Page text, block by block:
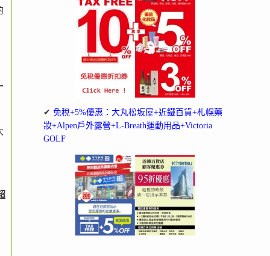
✔ 免稅+5%優惠：大丸松坂屋+近鐵百貨+札幌藥
妝+Alpen戶外露營+L-Breath運動用品+Victoria
GOLF